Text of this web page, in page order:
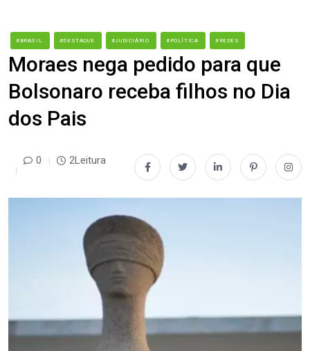
#BRASIL #DESTAQUE #JUDICIÁRIO #POLÍTICA #REDES
Moraes nega pedido para que
Bolsonaro receba filhos no Dia
dos Pais
0 2Leitura